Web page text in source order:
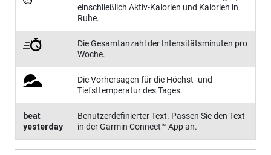
einschließlich Aktiv-Kalorien und Kalorien in
Ruhe.
Die Gesamtanzahl der Intensitätsminuten pro
Woche.
Die Vorhersagen für die Höchst- und
Tiefsttemperatur des Tages.
beat
yesterday
Benutzerdefinierter Text. Passen Sie den Text
in derGarmin Connect™ App an.